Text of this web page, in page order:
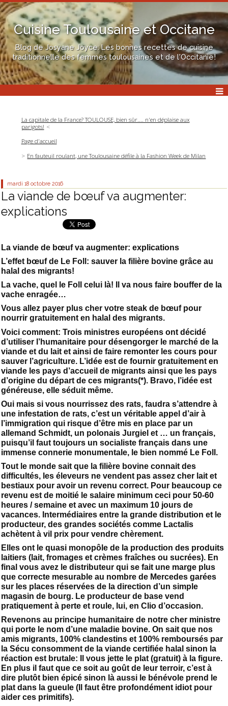
Cuisine Toulousaine et Occitane
Blog de Josyane Joyce: Les bonnes recettes de cuisine
traditionnelle des femmes toulousaines et de l'Occitanie!
La capitale de la France? TOULOUSE, bien sûr.... n'en déplaise aux
parigots!
Page d'accueil
En fauteuil roulant, une Toulousaine défile à la Fashion Week de Milan
mardi 18 octobre 2016
La viande de bœuf va augmenter:
explications
La viande de bœuf va augmenter: explications
L’effet bœuf de Le Foll: sauver la filière bovine grâce au
halal des migrants!
La vache, quel le Foll celui là! Il va nous faire bouffer de la
vache enragée…
Vous allez payer plus cher votre steak de bœuf pour
nourrir gratuitement en halal des migrants.
Voici comment: Trois ministres européens ont décidé
d’utiliser l’humanitaire pour désengorger le marché de la
viande et du lait et ainsi de faire remonter les cours pour
sauver l’agriculture. L’idée est de fournir gratuitement en
viande les pays d’accueil de migrants ainsi que les pays
d’origine du départ de ces migrants(*). Bravo, l’idée est
généreuse, elle séduit même.
Oui mais si vous nourrissez des rats, faudra s’attendre à
une infestation de rats, c’est un véritable appel d’air à
l’immigration qui risque d’être mis en place par un
allemand Schmidt, un polonais Jurgiel et … un français,
puisqu’il faut toujours un socialiste français dans une
immense connerie monumentale, le bien nommé Le Foll.
Tout le monde sait que la filière bovine connait des
difficultés, les éleveurs ne vendent pas assez cher lait et
bestiaux pour avoir un revenu correct. Pour beaucoup ce
revenu est de moitié le salaire minimum ceci pour 50-60
heures / semaine et avec un maximum 10 jours de
vacances. Intermédiaires entre la grande distribution et le
producteur, des grandes sociétés comme Lactalis
achètent à vil prix pour vendre chèrement.
Elles ont le quasi monopôle de la production des produits
laitiers (lait, fromages et crèmes fraîches ou sucrées). En
final vous avez le distributeur qui se fait une marge plus
que correcte mesurable au nombre de Mercedes garées
sur les places réservées de la direction d’un simple
magasin de bourg. Le producteur de base vend
pratiquement à perte et roule, lui, en Clio d’occasion.
Revenons au principe humanitaire de notre cher ministre
qui porte le nom d’une maladie bovine. On sait que nos
amis migrants, 100% clandestins et 100% remboursés par
la Sécu consomment de la viande certifiée halal sinon la
réaction est brutale: Il vous jette le plat (gratuit) à la figure.
En plus il faut que ce soit au goût de leur terroir, c’est à
dire plutôt bien épicé sinon là aussi le bénévole prend le
plat dans la gueule (Il faut être profondément idiot pour
aider ces primitifs).